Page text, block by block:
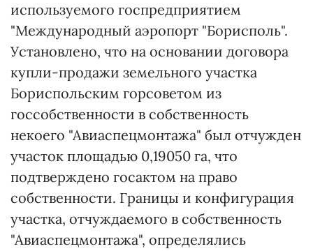
используемого госпредприятием
"Международный аэропорт "Борисполь".
Установлено, что на основании договора
купли-продажи земельного участка
Бориспольским горсоветом из
госсобственности в собственность
некоего "Авиаспецмонтажа" был отчужден
участок площадью 0,19050 га, что
подтверждено госактом на право
собственности. Границы и конфигурация
участка, отчуждаемого в собственность
"Авиаспецмонтажа", определялись